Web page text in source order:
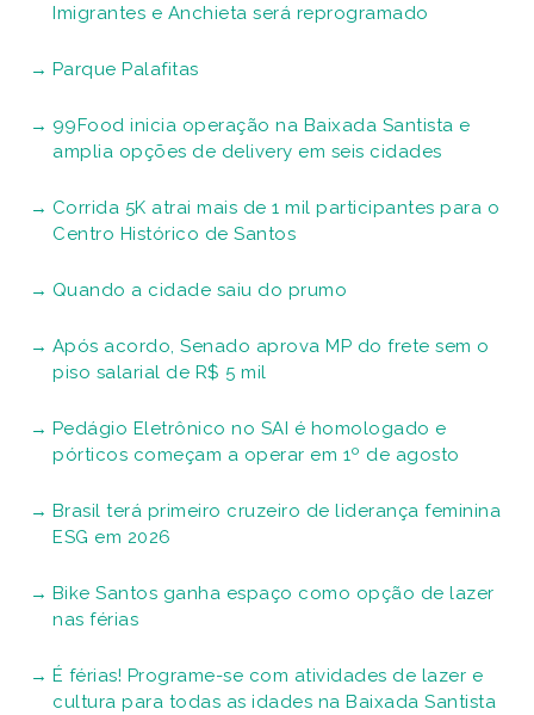
Imigrantes e Anchieta será reprogramado
Parque Palafitas
99Food inicia operação na Baixada Santista e
amplia opções de delivery em seis cidades
Corrida 5K atrai mais de 1 mil participantes para o
Centro Histórico de Santos
Quando a cidade saiu do prumo
Após acordo, Senado aprova MP do frete sem o
piso salarial de R$ 5 mil
Pedágio Eletrônico no SAI é homologado e
pórticos começam a operar em 1º de agosto
Brasil terá primeiro cruzeiro de liderança feminina
ESG em 2026
Bike Santos ganha espaço como opção de lazer
nas férias
É férias! Programe-se com atividades de lazer e
cultura para todas as idades na Baixada Santista